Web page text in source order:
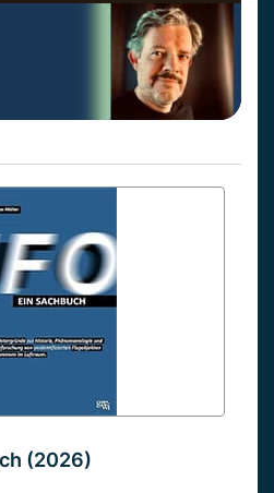
(2026)